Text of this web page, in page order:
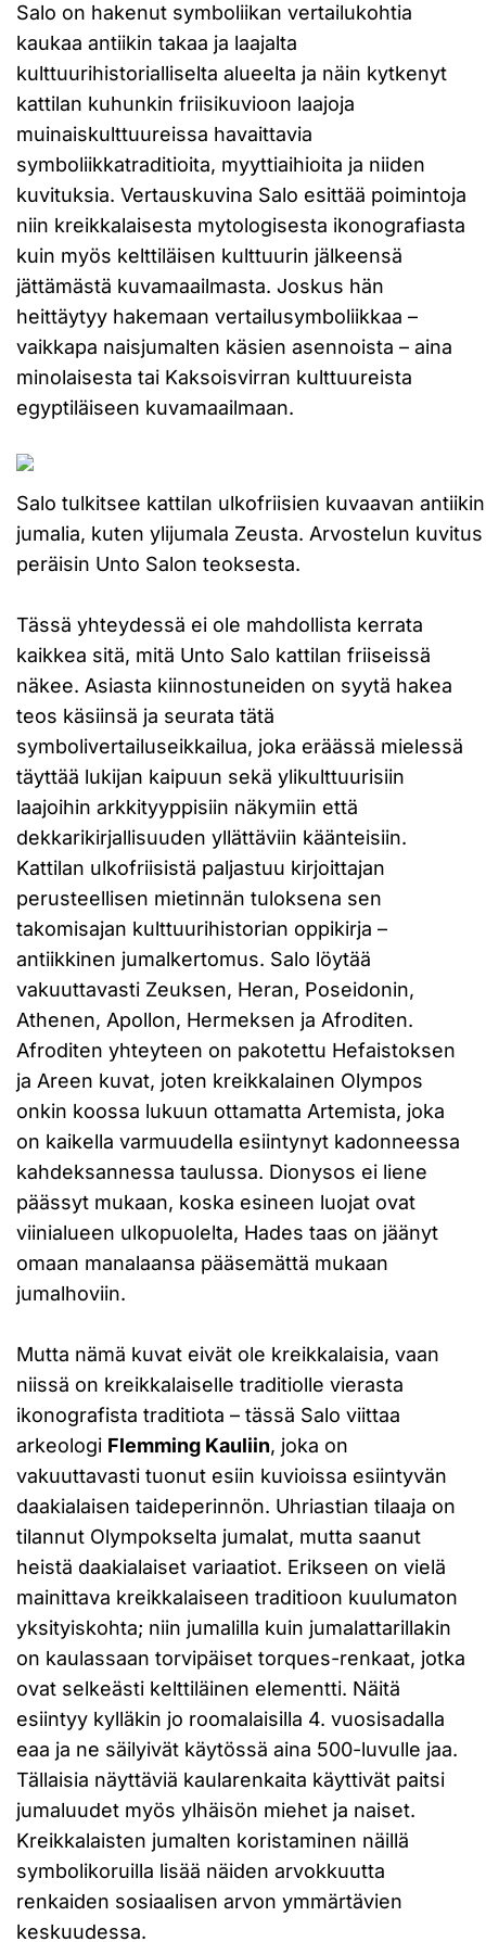
Salo on hakenut symboliikan vertailukohtia
kaukaa antiikin takaa ja laajalta
kulttuurihistorialliselta alueelta ja näin kytkenyt
kattilan kuhunkin friisikuvioon laajoja
muinaiskulttuureissa havaittavia
symboliikkatraditioita, myyttiaihioita ja niiden
kuvituksia. Vertauskuvina Salo esittää poimintoja
niin kreikkalaisesta mytologisesta ikonografiasta
kuin myös kelttiläisen kulttuurin jälkeensä
jättämästä kuvamaailmasta. Joskus hän
heittäytyy hakemaan vertailusymboliikkaa –
vaikkapa naisjumalten käsien asennoista – aina
minolaisesta tai Kaksoisvirran kulttuureista
egyptiläiseen kuvamaailmaan.
Salo tulkitsee kattilan ulkofriisien kuvaavan
jumalia, kuten ylijumala Zeusta. Arvostelun
peräisin Unto Salon teoksesta.
Tässä yhteydessä ei ole mahdollista kerrata
kaikkea sitä, mitä Unto Salo kattilan friiseissä
näkee. Asiasta kiinnostuneiden on syytä hakea
teos käsiinsä ja seurata tätä
symbolivertailuseikkailua, joka eräässä mielessä
täyttää lukijan kaipuun sekä ylikulttuurisiin
laajoihin arkkityyppisiin näkymiin että
dekkarikirjallisuuden yllättäviin käänteisiin.
Kattilan ulkofriisistä paljastuu kirjoittajan
perusteellisen mietinnän tuloksena sen
takomisajan kulttuurihistorian oppikirja –
antiikkinen jumalkertomus. Salo löytää
vakuuttavasti Zeuksen, Heran, Poseidonin,
Athenen, Apollon, Hermeksen ja Afroditen.
Afroditen yhteyteen on pakotettu Hefaistoksen
ja Areen kuvat, joten kreikkalainen Olympos
onkin koossa lukuun ottamatta Artemista, joka
on kaikella varmuudella esiintynyt kadonneessa
kahdeksannessa taulussa. Dionysos ei liene
päässyt mukaan, koska esineen luojat ovat
viinialueen ulkopuolelta, Hades taas on jäänyt
omaan manalaansa pääsemättä mukaan
jumalhoviin.
Mutta nämä kuvat eivät ole kreikkalaisia, vaan
niissä on kreikkalaiselle traditiolle vierasta
ikonografista traditiota – tässä Salo viittaa
arkeologi Flemming Kauliin, joka on
vakuuttavasti tuonut esiin kuvioissa esiintyvän
daakialaisen taideperinnön. Uhriastian tilaaja on
tilannut Olympokselta jumalat, mutta saanut
heistä daakialaiset variaatiot. Erikseen on vielä
mainittava kreikkalaiseen traditioon kuulumaton
yksityiskohta; niin jumalilla kuin jumalattarillakin
on kaulassaan torvipäiset torques-renkaat, jotka
ovat selkeästi kelttiläinen elementti. Näitä
esiintyy kylläkin jo roomalaisilla 4. vuosisadalla
eaa ja ne säilyivät käytössä aina 500-luvulle jaa.
Tällaisia näyttäviä kaularenkaita käyttivät paitsi
jumaluudet myös ylhäisön miehet ja naiset.
Kreikkalaisten jumalten koristaminen näillä
symbolikoruilla lisää näiden arvokkuutta
renkaiden sosiaalisen arvon ymmärtävien
keskuudessa.